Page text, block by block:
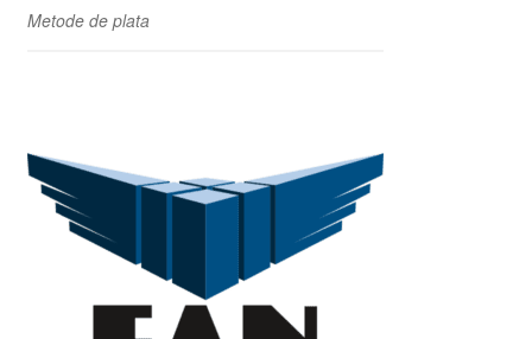
Metode de plata